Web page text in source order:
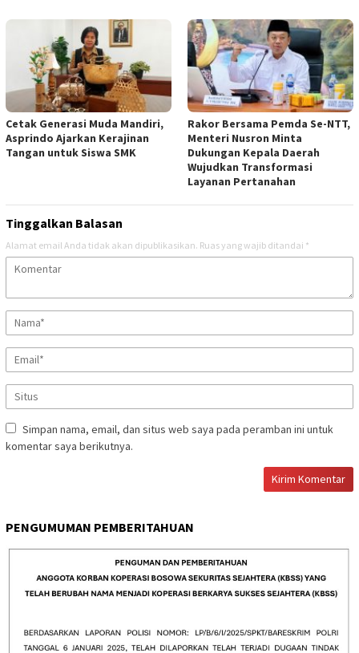
Cetak Generasi Muda Mandiri,
Asprindo Ajarkan Kerajinan
Tangan untuk Siswa SMK
‎Rakor Bersama Pemda Se-NTT,
Menteri Nusron Minta
Dukungan Kepala Daerah
Wujudkan Transformasi
Layanan Pertanahan
Tinggalkan Balasan
Alamat email Anda tidak akan dipublikasikan. Ruas yang wajib ditandai *
Simpan nama, email, dan situs web saya pada peramban ini untuk
komentar saya berikutnya.
PENGUMUMAN PEMBERITAHUAN